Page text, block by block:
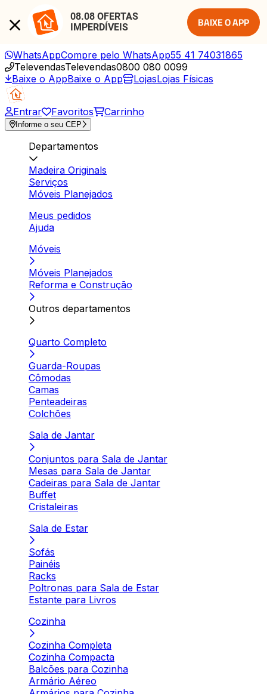
08.08 OFERTAS
IMPERDÍVEIS
BAIXE O APP
WhatsAppCompre pelo WhatsApp55 41 74031865
TelevendasTelevendas0800 080 0099
Baixe o AppBaixe o App LojasLojas Físicas
Entrar Favoritos Carrinho
Informe o seu CEP
Departamentos
Madeira Originals
Serviços
Móveis Planejados
Meus pedidos
Ajuda
Móveis
Móveis Planejados
Reforma e Construção
Outros departamentos
Quarto Completo
Guarda-Roupas
Cômodas
Camas
Penteadeiras
Colchões
Sala de Jantar
Conjuntos para Sala de Jantar
Mesas para Sala de Jantar
Cadeiras para Sala de Jantar
Buffet
Cristaleiras
Sala de Estar
Sofás
Painéis
Racks
Poltronas para Sala de Estar
Estante para Livros
Cozinha
Cozinha Completa
Cozinha Compacta
Balcões para Cozinha
Armário Aéreo